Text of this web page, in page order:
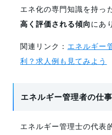
エネ化の専門知識を持っ
高く評価される傾向にあ
関連リンク： エネルギー
利？求人例も見てみよう
エネルギー管理者の仕
エネルギー管理士の代表